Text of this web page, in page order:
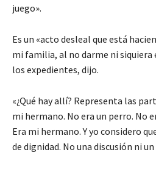
juego».
Es un «acto desleal que está
mi familia, al no darme ni
los expedientes, dijo.
«¿Qué hay allí? Representa las
mi hermano. No era un perro. No
Era mi hermano. Y yo considero
de dignidad. No una discusión ni